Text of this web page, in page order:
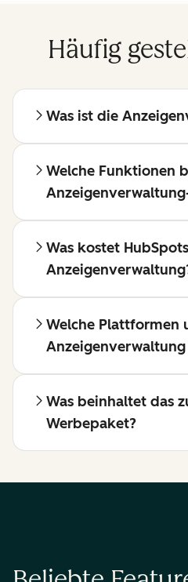
Häufig
Was ist die
Welche Funktionen
Was kostet
Welche Plattformen
Was beinhaltet das
Werbepaket?